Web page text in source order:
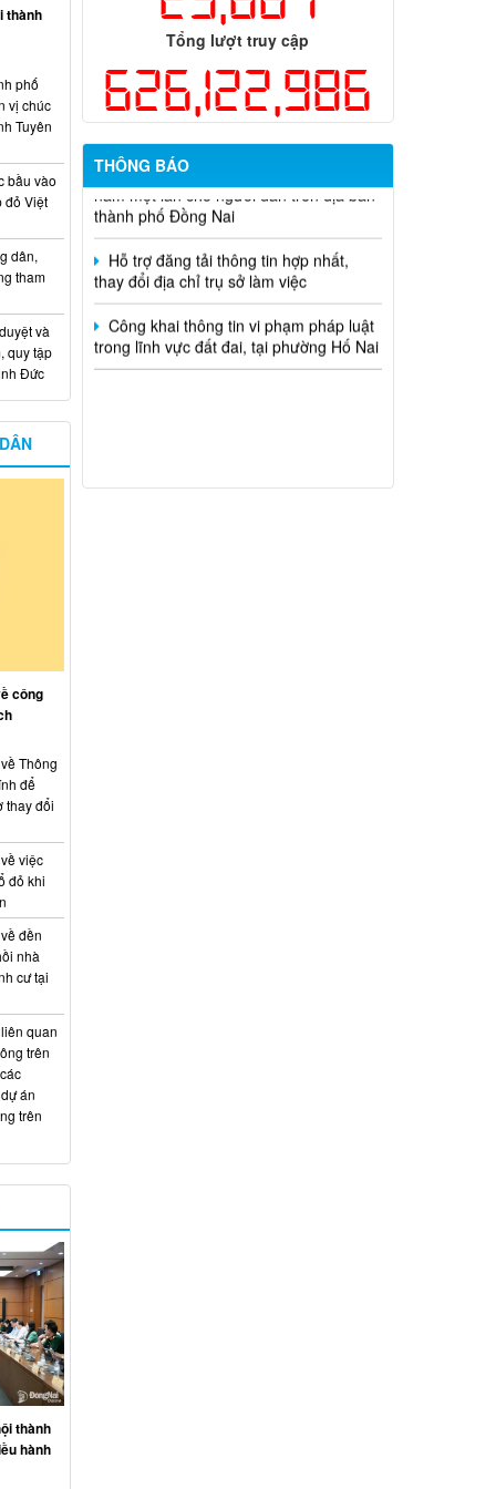
Tổng lượt truy cập
626,122,986
THÔNG BÁO
học và công nghệ cấp thành phố sử
dụng ngân sách nhà nước đặt hàng thực
hiện năm 2026 (đợt 1) lần 3
Kế hoạch Thông tin, tuyên truyền triển
khai Kế hoạch Khám sức khỏe định kỳ
năm một lần cho người dân trên địa bàn
thành phố Đồng Nai
Hỗ trợ đăng tải thông tin hợp nhất,
thay đổi địa chỉ trụ sở làm việc
Công khai thông tin vi phạm pháp luật
trong lĩnh vực đất đai, tại phường Hố Nai
thành
phố
vị chúc
Tuyên
bầu vào
đỏ Việt
dân,
tham
và
quy tập
Đức
công
Thông
để
thay đổi
việc
đỏ khi
đền
nhà
cư tại
quan
trên
án
trên
thành
hành